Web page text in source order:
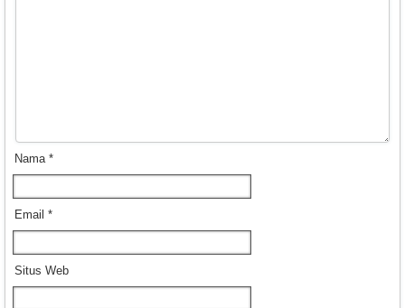
Nama *
Email *
Situs Web